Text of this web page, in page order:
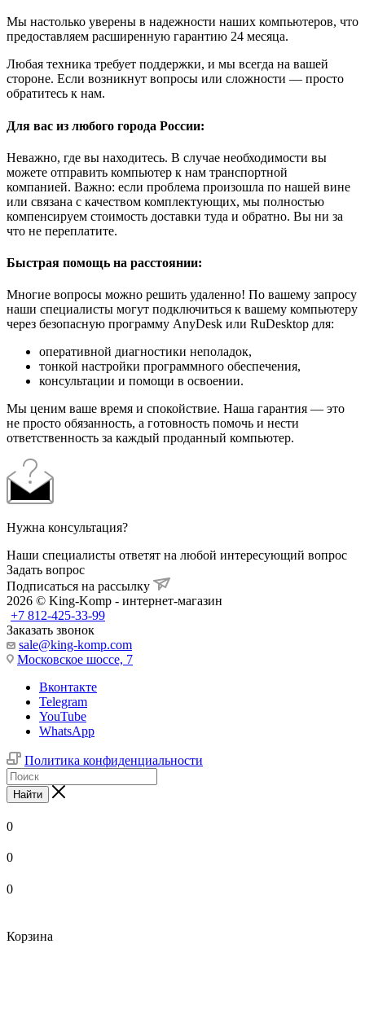
Мы настолько уверены в надежности наших компьютеров, что
предоставляем расширенную гарантию 24 месяца.
Любая техника требует поддержки, и мы всегда на вашей
стороне. Если возникнут вопросы или сложности — просто
обратитесь к нам.
Для вас из любого города России:
Неважно, где вы находитесь. В случае необходимости вы
можете отправить компьютер к нам транспортной
компанией. Важно: если проблема произошла по нашей вине
или связана с качеством комплектующих, мы полностью
компенсируем стоимость доставки туда и обратно. Вы ни за
что не переплатите.
Быстрая помощь на расстоянии:
Многие вопросы можно решить удаленно! По вашему запросу
наши специалисты могут подключиться к вашему компьютеру
через безопасную программу AnyDesk или RuDesktop для:
оперативной диагностики неполадок,
тонкой настройки программного обеспечения,
консультации и помощи в освоении.
Мы ценим ваше время и спокойствие. Наша гарантия — это
не просто обязанность, а готовность помочь и нести
ответственность за каждый проданный компьютер.
Нужна консультация?
Наши специалисты ответят на любой интересующий вопрос
Задать вопрос
Подписаться на рассылку
2026 © King-Komp - интернет-магазин
+7 812-425-33-99
Заказать звонок
sale@king-komp.com
Московское шоссе, 7
Вконтакте
Telegram
YouTube
WhatsApp
Политика конфиденциальности
Найти
0
0
0
Корзина